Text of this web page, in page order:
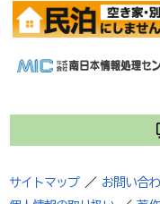
サイトマップ ／ お問い合